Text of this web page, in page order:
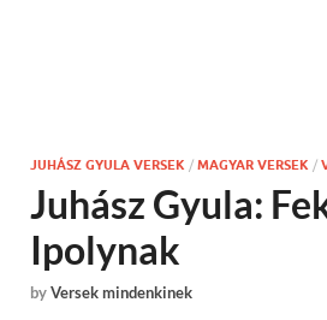
JUHÁSZ GYULA VERSEK / MAGYAR VERSEK /
Juhász Gyula:
Ipolynak
byVersek mindenkinek